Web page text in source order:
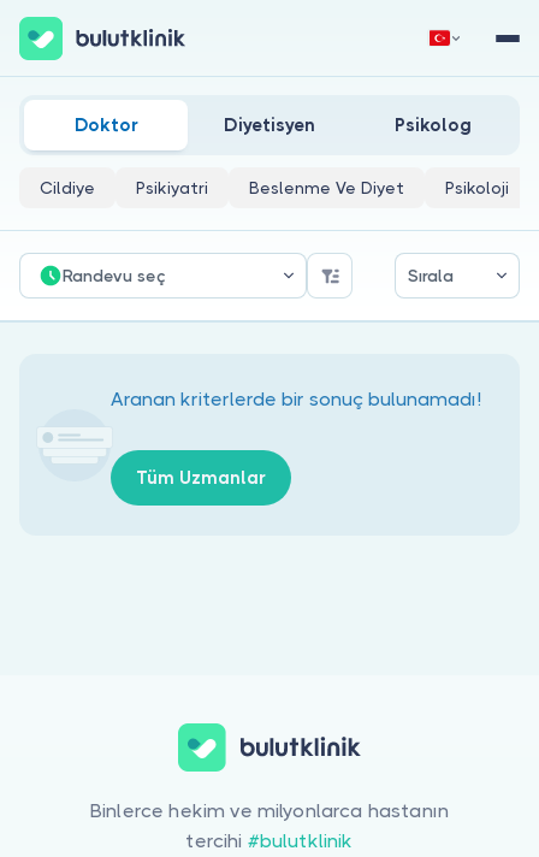
Hastalar için
Doktorlar için
Hemen Kaydol Giriş Yap
Sivas Anesteziyoloji Ve Reanimasyon Doktorları
Doktor Diyetisyen Psikolog
Cildiye Psikiyatri Beslenme Ve Diyet Psikoloji
Randevu seç Sırala
Aranan kriterlerde bir sonuç bulunamadı!
Tüm Uzmanlar
Binlerce hekim ve milyonlarca hastanın
tercihi #bulutklinik